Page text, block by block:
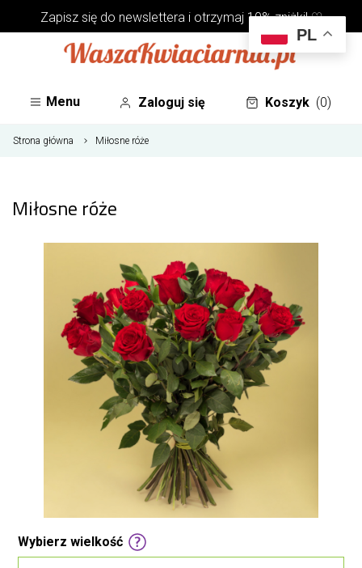
Zapisz się do newsletterai otrzymaj 10% zniżki! ♡
Menu Zaloguj się Koszyk (0)
Strona główna Miłosne róże
Miłosne róże
Wybierz wielkość
PL